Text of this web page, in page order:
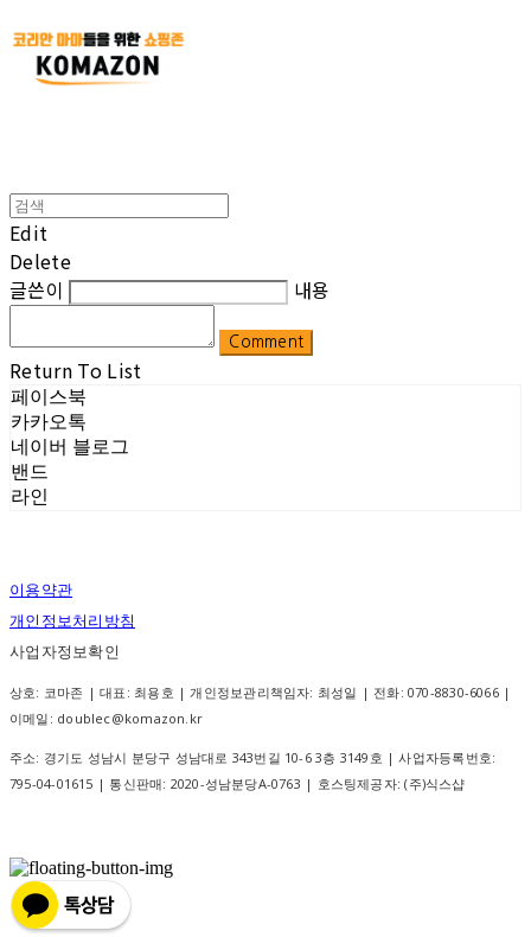
Edit
Delete
글쓴이
내용
Comment
Return To List
페이스북
카카오톡
네이버 블로그
밴드
라인
이용약관
개인정보처리방침
사업자정보확인
상호: 코마존 | 대표: 최용호 | 개인정보관리책임자: 최성일 | 전화: 070-8830-6066 |
이메일: doublec@komazon.kr
주소: 경기도 성남시 분당구 성남대로 343번길 10-6 3층 3149호 | 사업자등록번호:
795-04-01615 | 통신판매: 2020-성남분당A-0763 | 호스팅제공자: (주)식스샵